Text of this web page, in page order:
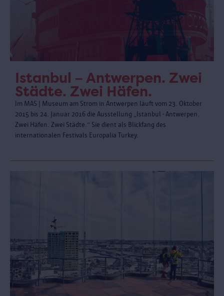
Istanbul – Antwerpen. Zwei
Städte. Zwei Häfen.
Im MAS | Museum am Strom in Antwerpen läuft vom 23. Oktober
2015 bis 24. Januar 2016 die Ausstellung „Istanbul - Antwerpen.
Zwei Häfen. Zwei Städte.“ Sie dient als Blickfang des
internationalen Festivals Europalia Turkey.